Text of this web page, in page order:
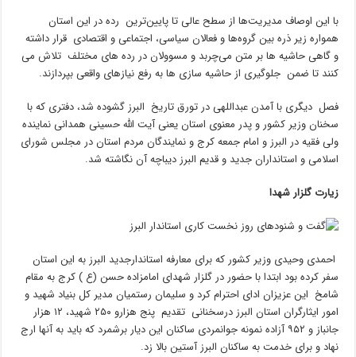
با این اوصاف مدیریت‌ها از سطح عالی تا پایین‌ترین رده در این استان
همواره زیر ذره بین گروه‌ها و فعالان سیاسی، اجتماعی و اقتصادی قرار داشته
و گاهی حاشیه ها بر متن می‌چربد و مسوولان در رده های مختلف تلاش می
کنند تا ضمن جلوگیری از حاشیه‌ سازی ها به رفع نیازهای واقعی بپردازند.
فصل دیگری با آمدن عبداللهی در تورق تاریخ البرز گشوده شد، دفتری که با
سخنان وزیر کشور و پدر معنوی استان یعنی آیت الله حسینی همدانی نماینده
ولی فقیه در البرز و امام جمعه کرج و نمایندگان مردم استان در مجلس شورای
اسلامی و استانداران جدید و قدیم البرز دیباچه آن نگاشته شد.
زیارت گلزار شهدا
احمدی وحیدی وزیر کشور که برای معارفه استاندارجدید البرز به این استان
سفر کرده بود ابتدا با حضور در گلزار شهدای امامزاده حسن (ع ) کرج به مقام
شامخ این عزیزان ادای احترام کرد و سلیمان رستمیان مدیر کل بنیاد شهید و
امور ایثارگران استان البرز درسخنانی تقدیم پنج هزارو ۲۵۰ شهید، ۱۲ هزار
جانباز و ۹۵۲ آزاده نمونه جوانمردی ساکنان این دیار برشمرد که باید به آنها ارج
نهاد و برای خدمت به ساکنان البرز آستین بالا زد.